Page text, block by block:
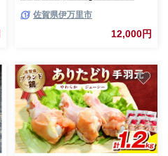
佐賀県伊万里市
12,000円